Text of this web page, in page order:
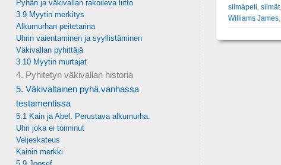
silmäpeli silmät,
Williams James,
Pyhän ja väkivallan rakoileva liitto
3.9 Myytin merkitys
Alkumurhan peitetarina
Uhrin vaientaminen ja syyllistäminen
Väkivallan pyhittäjä
3.10 Myytin murtajat
4. Pyhitetyn väkivallan historia
5. Väkivaltainen pyhä vanhassa
testamentissa
5.1 Kain ja Abel. Perustava alkumurha.
Uhri joka ei toiminut
Veljeskateus
Kainin merkki